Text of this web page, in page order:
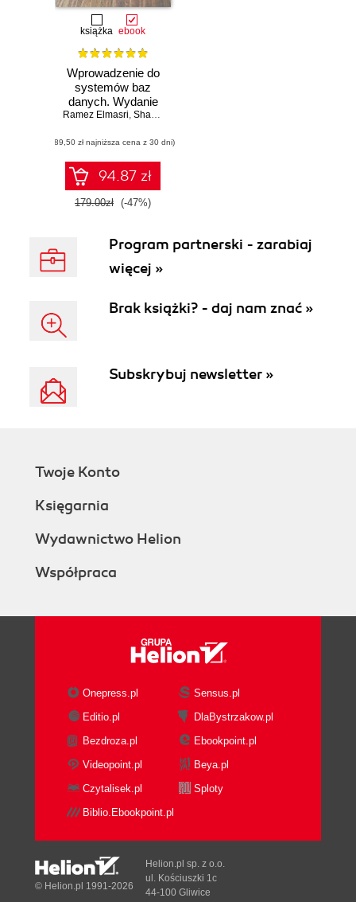
książka ebook
Wprowadzenie do
systemów baz
danych. Wydanie
VII
Ramez Elmasri, Shamkant B. Navathe
(89,50 zł najniższa cena z 30 dni)
94.87 zł
179.00zł (-47%)
Program partnerski - zarabiaj
więcej »
Brak książki? - daj nam znać »
Subskrybuj newsletter »
Twoje Konto
Księgarnia
Wydawnictwo Helion
Współpraca
Onepress.pl
Sensus.pl
Editio.pl
DlaBystrzakow.pl
Bezdroza.pl
Ebookpoint.pl
Videopoint.pl
Beya.pl
Czytalisek.pl
Sploty
Biblio.Ebookpoint.pl
© Helion.pl 1991-2026
Helion.pl sp. z o.o.
ul. Kościuszki 1c
44-100 Gliwice